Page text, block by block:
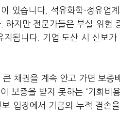
있습니다. 석유화학·정유업
지만 전문가들은 부실 위험
됩니다. 기업 도산 시 신보가
채권을 계속 안고 가면 보증
보증을 받지 못하는 ‘기회비
입장에서 기금의 누적 결손